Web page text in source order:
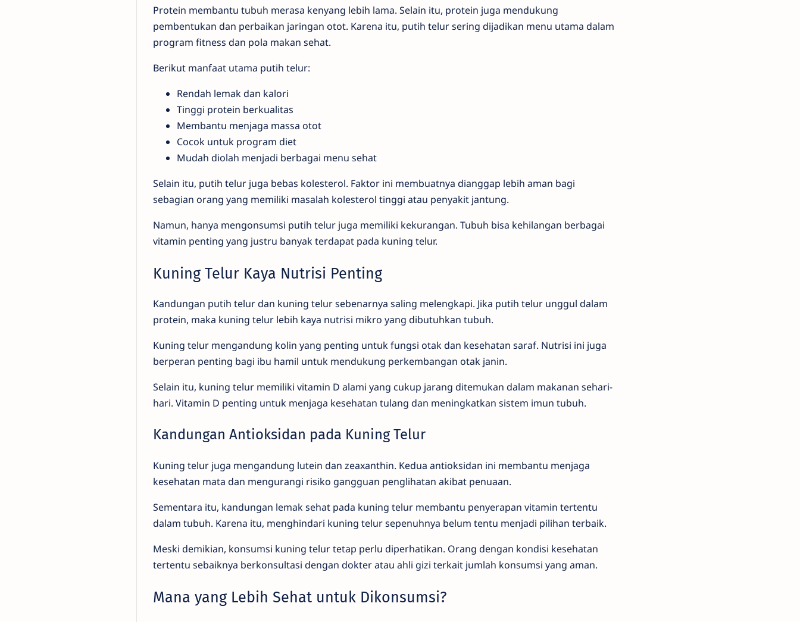
Protein membantu tubuh merasa kenyang lebih lama. Selain itu, protein juga mendukung
pembentukan dan perbaikan jaringan otot. Karena itu, putih telur sering dijadikan menu utama dalam
program fitness dan pola makan sehat.
Berikut manfaat utama putih telur:
Rendah lemak dan kalori
Tinggi protein berkualitas
Membantu menjaga massa otot
Cocok untuk program diet
Mudah diolah menjadi berbagai menu sehat
Selain itu, putih telur juga bebas kolesterol. Faktor ini membuatnya dianggap lebih aman bagi
sebagian orang yang memiliki masalah kolesterol tinggi atau penyakit jantung.
Namun, hanya mengonsumsi putih telur juga memiliki kekurangan. Tubuh bisa kehilangan berbagai
vitamin penting yang justru banyak terdapat pada kuning telur.
Kuning Telur Kaya Nutrisi Penting
Kandungan putih telur dan kuning telur sebenarnya saling melengkapi. Jika putih telur unggul dalam
protein, maka kuning telur lebih kaya nutrisi mikro yang dibutuhkan tubuh.
Kuning telur mengandung kolin yang penting untuk fungsi otak dan kesehatan saraf. Nutrisi ini juga
berperan penting bagi ibu hamil untuk mendukung perkembangan otak janin.
Selain itu, kuning telur memiliki vitamin D alami yang cukup jarang ditemukan dalam makanan sehari-
hari. Vitamin D penting untuk menjaga kesehatan tulang dan meningkatkan sistem imun tubuh.
Kandungan Antioksidan pada Kuning Telur
Kuning telur juga mengandung lutein dan zeaxanthin. Kedua antioksidan ini membantu menjaga
kesehatan mata dan mengurangi risiko gangguan penglihatan akibat penuaan.
Sementara itu, kandungan lemak sehat pada kuning telur membantu penyerapan vitamin tertentu
dalam tubuh. Karena itu, menghindari kuning telur sepenuhnya belum tentu menjadi pilihan terbaik.
Meski demikian, konsumsi kuning telur tetap perlu diperhatikan. Orang dengan kondisi kesehatan
tertentu sebaiknya berkonsultasi dengan dokter atau ahli gizi terkait jumlah konsumsi yang aman.
Mana yang Lebih Sehat untuk Dikonsumsi?